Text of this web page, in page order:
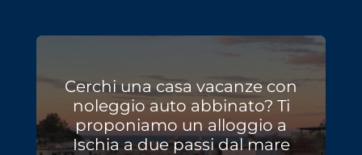
Cerchi una casa vacanze con
noleggio auto abbinato? Ti
proponiamo un alloggio a
Ischia a due passi dal mare